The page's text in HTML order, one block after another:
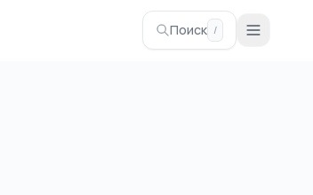
Поиск /